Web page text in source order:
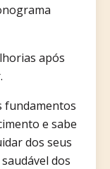
após
fundamentos
e sabe
dos seus
dos